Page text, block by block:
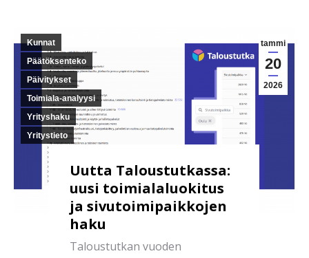
tammi
20
2026
Kunnat
Päätöksenteko
Päivitykset
Toimiala-analyysi
Yrityshaku
Yritystieto
Uutta Taloustutkassa:
uusi toimialaluokitus
ja sivutoimipaikkojen
haku
Taloustutkan vuoden